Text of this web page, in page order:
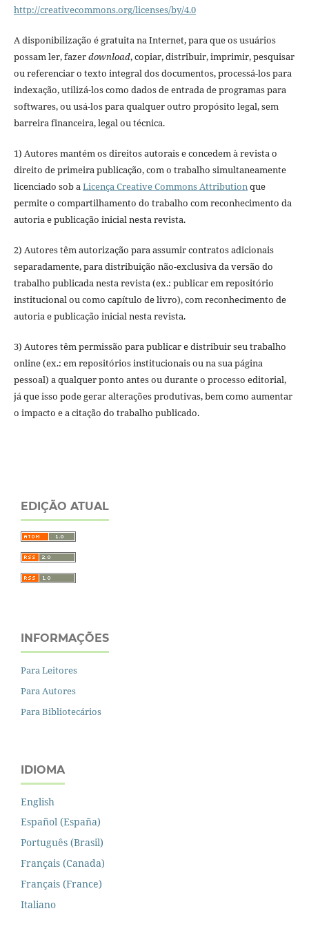
http://creativecommons.org/licenses/by/4.0
A disponibilização é gratuita na Internet, para que os usuários
possam ler, fazerdownload, copiar, distribuir, imprimir, pesquisar
ou referenciar o texto integral dos documentos, processá-los para
indexação, utilizá-los como dados de entrada de programas para
softwares, ou usá-los para qualquer outro propósito legal, sem
barreira financeira, legal ou técnica.
1) Autores mantém os direitos autorais e concedem à revista o
direito de primeira publicação, com o trabalho simultaneamente
licenciado sob aLicença Creative Commons Attributionque
permite o compartilhamento do trabalho com reconhecimento da
autoria e publicação inicial nesta revista.
2) Autores têm autorização para assumir contratos adicionais
separadamente, para distribuição não-exclusiva da versão do
trabalho publicada nesta revista (ex.: publicar em repositório
institucional ou como capítulo de livro), com reconhecimento de
autoria e publicação inicial nesta revista.
3) Autores têm permissão para publicar e distribuir seu trabalho
online (ex.: em repositórios institucionais ou na sua página
pessoal) a qualquer ponto antes ou durante o processo editorial,
já que isso pode gerar alterações produtivas, bem como aumentar
o impacto e a citação do trabalho publicado.
EDIÇÃO ATUAL
INFORMAÇÕES
Para Leitores
Para Autores
Para Bibliotecários
IDIOMA
English
Español (España)
Português (Brasil)
Français (Canada)
Français (France)
Italiano